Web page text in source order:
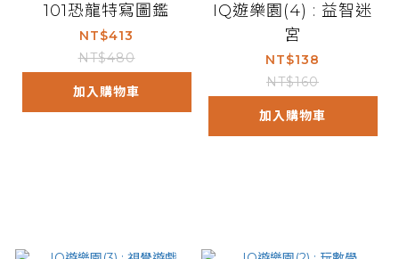
101恐龍特寫圖鑑
NT$413
NT$480
加入購物車
IQ遊樂園(4) : 益智迷
宮
NT$138
NT$160
加入購物車